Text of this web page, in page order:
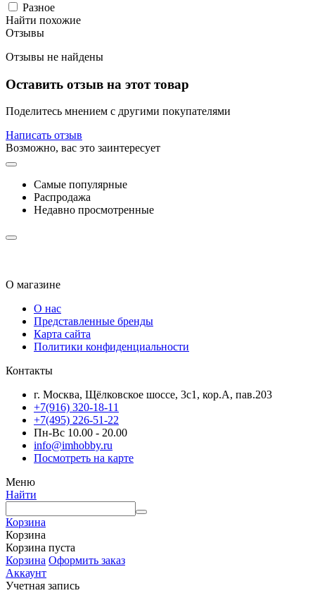
Разное
Найти похожие
Отзывы
Отзывы не найдены
Оставить отзыв на этот товар
Поделитесь мнением с другими покупателями
Написать отзыв
Возможно, вас это заинтересует
Самые популярные
Распродажа
Недавно просмотренные
О магазине
О нас
Представленные бренды
Карта сайта
Политики конфиденциальности
Контакты
г. Москва, Щёлковское шоссе, 3с1, кор.А, пав.203
+7(916) 320-18-11
+7(495) 226-51-22
Пн-Вс 10.00 - 20.00
info@imhobby.ru
Посмотреть на карте
Меню
Найти
Корзина
Корзина
Корзина пуста
Корзина Оформить заказ
Аккаунт
Учетная запись